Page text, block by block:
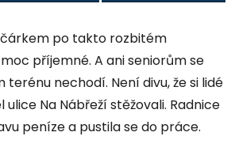
po takto rozbitém
příjemné. A ani seniorům se
nechodí. Není divu, že si lidé
Na Nábřeží stěžovali. Radnice
peníze a pustila se do práce.